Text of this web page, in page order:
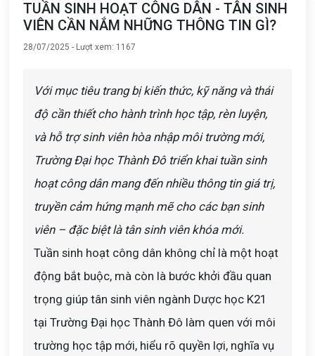
TUẦN SINH HOẠT CÔNG DÂN - TÂN SINH
VIÊN CẦN NẮM NHỮNG THÔNG TIN GÌ?
28/07/2025 - Lượt xem: 1167
Với mục tiêu trang bị kiến thức, kỹ năng và thái
độ cần thiết cho hành trình học tập, rèn luyện,
và hỗ trợ sinh viên hòa nhập môi trường mới,
Trường Đại học Thành Đô triển khai tuần sinh
hoạt công dân mang đến nhiều thông tin giá trị,
truyền cảm hứng mạnh mẽ cho các bạn sinh
viên – đặc biệt là tân sinh viên khóa mới.
Tuần sinh hoạt công dân không chỉ là một hoạt
động bắt buộc, mà còn là bước khởi đầu quan
trọng giúp tân sinh viên ngành Dược học K21
tại Trường Đại học Thành Đô làm quen với môi
trường học tập mới, hiểu rõ quyền lợi, nghĩa vụ